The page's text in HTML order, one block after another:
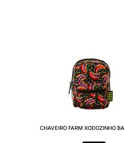
CHAVEIRO FARM XODOZINHO